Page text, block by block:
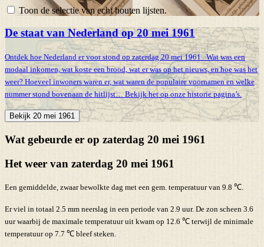
Toon de selectie van echt houten lijsten.
De staat van Nederland op 20 mei 1961
Ontdek hoe Nederland er voor stond op zaterdag 20 mei 1961 . Wat was een
modaal inkomen, wat koste een brood, wat er was op het nieuws, en hoe was het
weer? Hoeveel inwoners waren er, wat waren de populaire voornamen en welke
nummer stond bovenaan de hitlijst… Bekijk het op onze historie pagina’s.
Bekijk 20 mei 1961
Wat gebeurde er op zaterdag 20 mei 1961
Het weer van zaterdag 20 mei 1961
Een gemiddelde, zwaar bewolkte dag met een gem. temperatuur van 9.8 ℃.
Er viel in totaal 2.5 mm neerslag in een periode van 2.9 uur. De zon scheen 3.6
uur waarbij de maximale temperatuur uit kwam op 12.6 ℃ terwijl de minimale
temperatuur op 7.7 ℃ bleef steken.